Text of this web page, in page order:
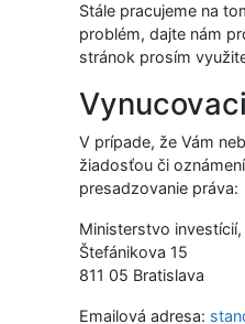
Stále pracujeme na
problém, dajte nám
stránok prosím
V prípade, že Vám
žiadosťou či
presadzovanie práva:
Ministerstvo
Štefánikova 15
811 05 Bratislava
Emailová adresa: